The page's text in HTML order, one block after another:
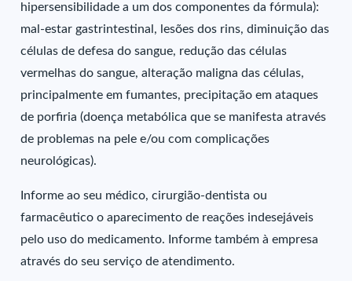
hipersensibilidade a um dos componentes da fórmula):
mal-estar gastrintestinal, lesões dos rins, diminuição das
células de defesa do sangue, redução das células
vermelhas do sangue, alteração maligna das células,
principalmente em fumantes, precipitação em ataques
de porfiria (doença metabólica que se manifesta através
de problemas na pele e/ou com complicações
neurológicas).
Informe ao seu médico, cirurgião-dentista ou
farmacêutico o aparecimento de reações indesejáveis
pelo uso do medicamento. Informe também à empresa
através do seu serviço de atendimento.